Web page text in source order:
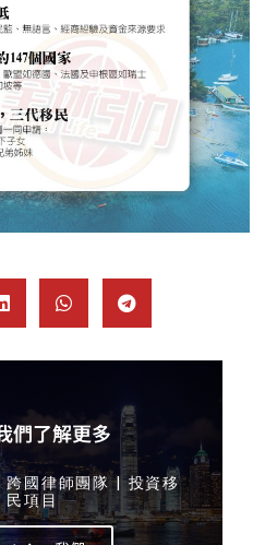
們了解更多
國律師團隊 | 投資移
民項目